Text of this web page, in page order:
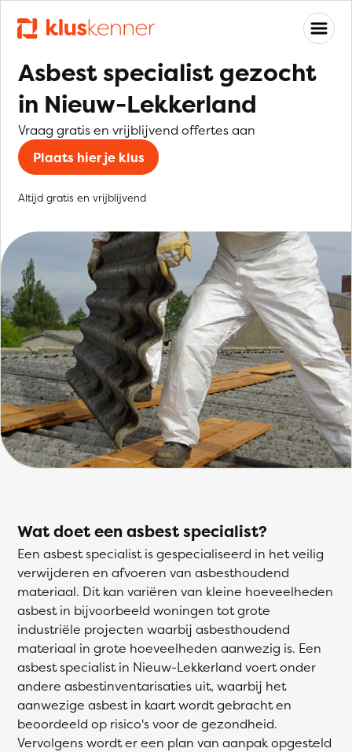
Asbest specialist gezocht
in Nieuw-Lekkerland
Vraag gratis en vrijblijvend offertes aan
Plaats hier je klus
Altijd gratis en vrijblijvend
Wat doet een asbest specialist?
Een asbest specialist is gespecialiseerd in het veilig
verwijderen en afvoeren van asbesthoudend
materiaal. Dit kan variëren van kleine hoeveelheden
asbest in bijvoorbeeld woningen tot grote
industriële projecten waarbij asbesthoudend
materiaal in grote hoeveelheden aanwezig is. Een
asbest specialist in Nieuw-Lekkerland voert onder
andere asbestinventarisaties uit, waarbij het
aanwezige asbest in kaart wordt gebracht en
beoordeeld op risico's voor de gezondheid.
Vervolgens wordt er een plan van aanpak opgesteld